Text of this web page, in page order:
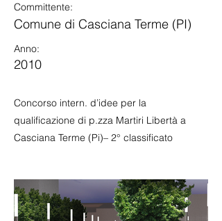
Committente:
Comune di Casciana Terme (PI)
Anno:
2010
Concorso intern. d’idee per la
qualificazione di p.zza Martiri Libertà a
Casciana Terme (Pi)– 2° classificato